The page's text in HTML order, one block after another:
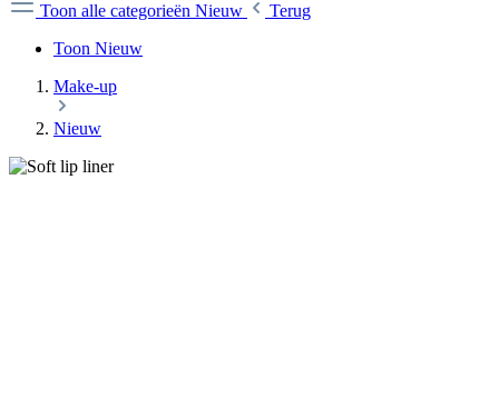
Toon alle categorieën Nieuw
Terug
Toon Nieuw
Make-up
Nieuw